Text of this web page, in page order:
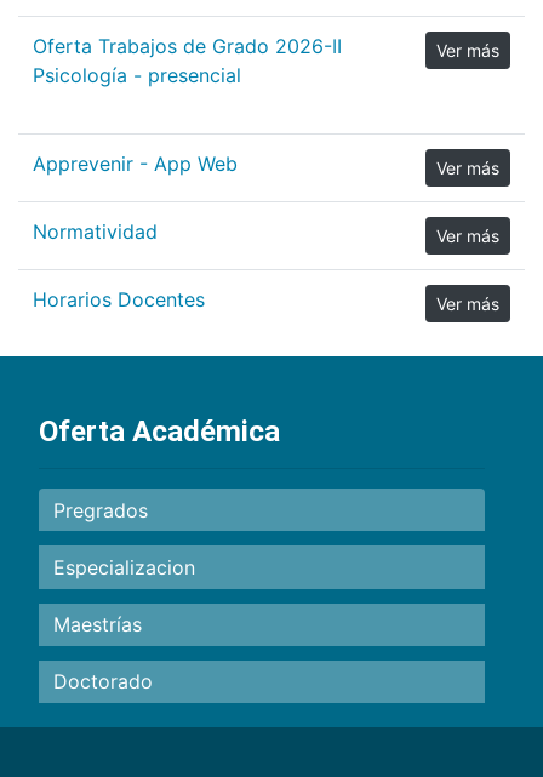
Oferta Trabajos de Grado 2026-II
Psicología - presencial
Ver más
Apprevenir - App Web Ver más
Normatividad Ver más
Horarios Docentes Ver más
Oferta Académica
Pregrados
Especializacion
Maestrías
Doctorado